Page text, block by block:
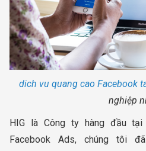
dich vu quang cao Facebook
nghiệp
HIG là Công ty hàng đầu
Facebook Ads, chúng tôi